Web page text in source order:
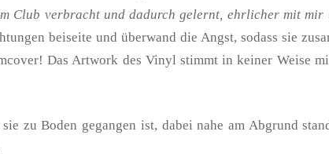
Club verbracht und dadurch gelernt, ehrlicher mit
beiseite und überwand die Angst, sodass sie
Das Artwork des Vinyl stimmt in keiner Weise
zu Boden gegangen ist, dabei nahe am Abgrund